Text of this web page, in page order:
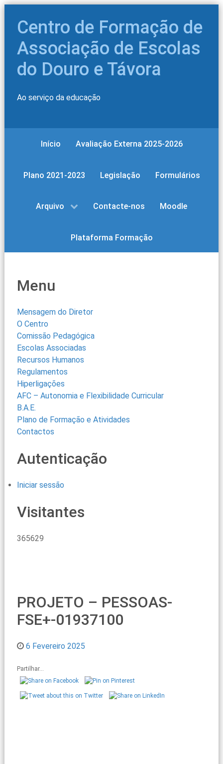
Centro de Formação de
Associação de Escolas
do Douro e Távora
Ao serviço da educação
Início Avaliação Externa 2025-2026
Plano 2021-2023 Legislação Formulários
Arquivo Contacte-nos Moodle
Plataforma Formação
Menu
Mensagem do Diretor
O Centro
Comissão Pedagógica
Escolas Associadas
Recursos Humanos
Regulamentos
Hiperligações
AFC – Autonomia e Flexibilidade Curricular
B.A.E.
Plano de Formação e Atividades
Contactos
Autenticação
Iniciar sessão
Visitantes
365629
PROJETO – PESSOAS-
FSE+-01937100
6 Fevereiro 2025
Partilhar...